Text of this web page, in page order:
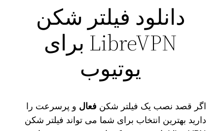
دانلود فیلتر شکن
LibreVPN برای
یوتیوب
اگر قصد نصب یک فیلتر شکن فعال و پرسرعت را
دارید بهترین انتخاب برای شما می‌ تواند فیلتر شکن